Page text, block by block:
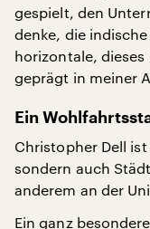
gespielt, den
denke, die
horizontale,
geprägt in meiner
Ein
Christopher Dell
sondern auch
anderem an der
Ein ganz